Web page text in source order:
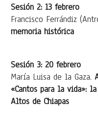
Sesión 2: 13 febrero
Francisco Ferrándiz
memoria histórica
Sesión 3: 20 febrero
María Luisa de la Gaza.
«Cantos para la vida»:
Altos de Chiapas